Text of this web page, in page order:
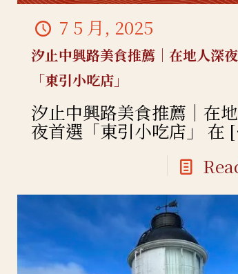
7 5 月, 2025
汐止中興路美食推薦｜在地人深
「東引小吃店」
汐止中興路美食推薦｜在
夜首選「東引小吃店」 在